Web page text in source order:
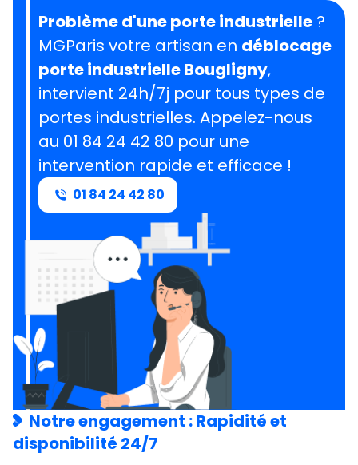
Problème d'une porte industrielle ?
MGParis votre artisan en déblocage
porte industrielle Bougligny,
intervient 24h/7j pour tous types de
portes industrielles. Appelez-nous
au 01 84 24 42 80 pour une
intervention rapide et efficace !
01 84 24 42 80
Notre engagement : Rapidité et
disponibilité 24/7